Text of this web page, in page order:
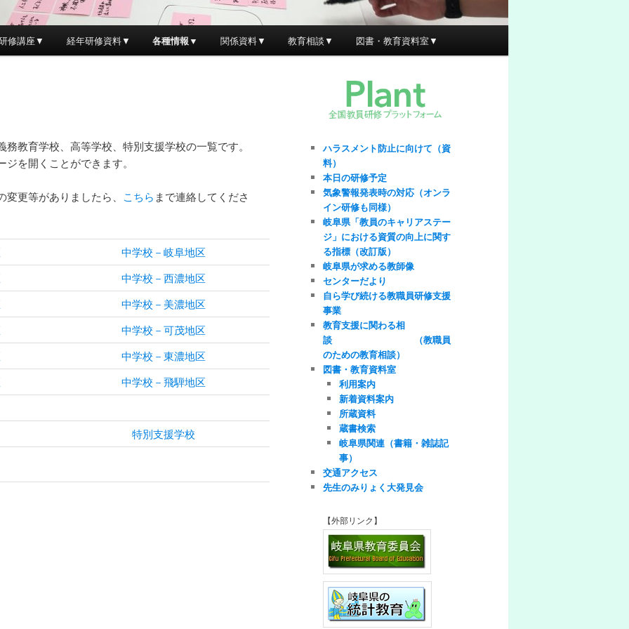
修講座▼ 経年研修資料▼ 各種情報▼ 関係資料▼ 教育相談▼ 図書・教育資料室▼
教育学校、高等学校、特別支援学校の一覧です。
を開くことができます。
更等がありましたら、 こちら まで連絡してくださ
中学校－岐阜地区
中学校－西濃地区
中学校－美濃地区
中学校－可茂地区
中学校－東濃地区
中学校－飛騨地区
特別支援学校
ハラスメント防止に向けて（資
料）
本日の研修予定
気象警報発表時の対応（オンラ
イン研修も同様）
岐阜県「教員のキャリアステー
ジ」における資質の向上に関す
る指標（改訂版）
岐阜県が求める教師像
センターだより
自ら学び続ける教職員研修支援
事業
教育支援に関わる相
談 （教職員
のための教育相談）
図書・教育資料室
利用案内
新着資料案内
所蔵資料
蔵書検索
岐阜県関連（書籍・雑誌記
事）
交通アクセス
先生のみりょく大発見会
【外部リンク】